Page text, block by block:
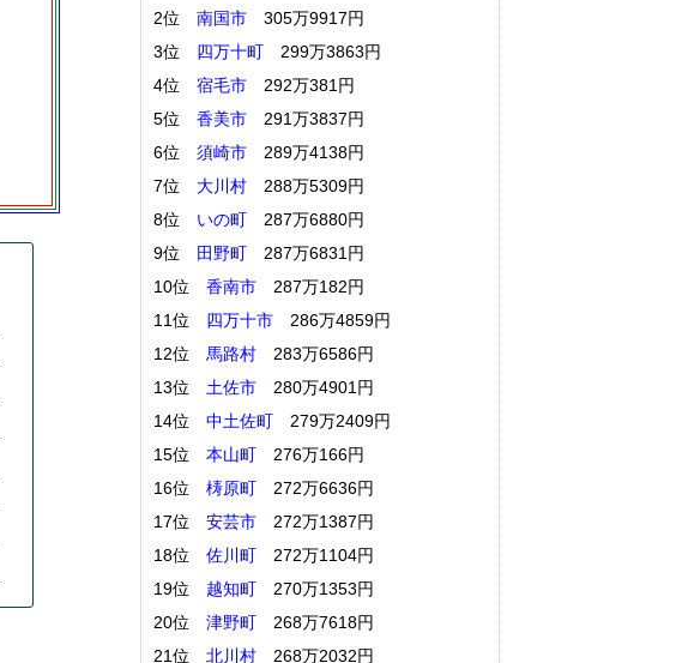
2位
南国市 305万9917円
3位
四万十町 299万3863円
4位
宿毛市 292万381円
5位
香美市 291万3837円
6位
須崎市 289万4138円
7位
大川村 288万5309円
8位
いの町 287万6880円
9位
田野町 287万6831円
10位
香南市 287万182円
11位
四万十市 286万4859円
12位
馬路村 283万6586円
13位
土佐市 280万4901円
14位
中土佐町 279万2409円
15位
本山町 276万166円
16位
梼原町 272万6636円
17位
安芸市 272万1387円
18位
佐川町 272万1104円
19位
越知町 270万1353円
20位
津野町 268万7618円
21位
北川村 268万2032円